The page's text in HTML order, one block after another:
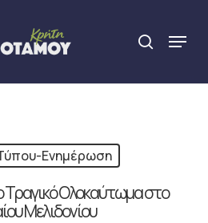
search
Menu
Ενημέρωση
Τραγικό Ολοκαύτωμα στο
Μελιδονίου
Close